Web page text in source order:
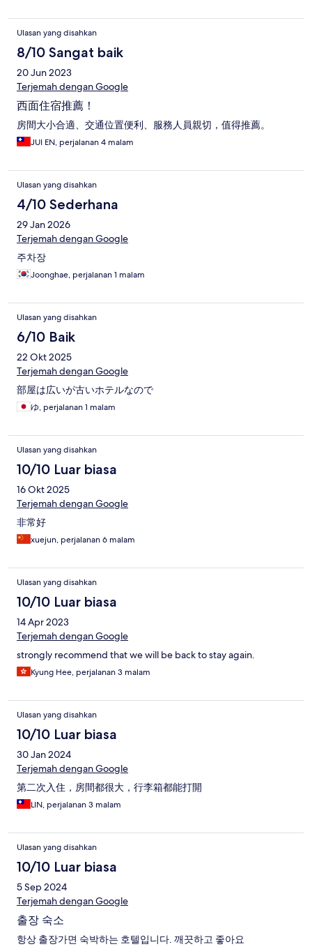
Ulasan yang disahkan
8/10 Sangat baik
20 Jun 2023
Terjemah dengan Google
西面住宿推薦！
房間大小合適、交通位置便利、服務人員親切，值得推薦。
JUI EN, perjalanan 4 malam
Ulasan yang disahkan
4/10 Sederhana
29 Jan 2026
Terjemah dengan Google
주차장
Joonghae, perjalanan 1 malam
Ulasan yang disahkan
6/10 Baik
22 Okt 2025
Terjemah dengan Google
部屋は広いが古いホテルなので
ゆ, perjalanan 1 malam
Ulasan yang disahkan
10/10 Luar biasa
16 Okt 2025
Terjemah dengan Google
非常好
xuejun, perjalanan 6 malam
Ulasan yang disahkan
10/10 Luar biasa
14 Apr 2023
Terjemah dengan Google
strongly recommend that we will be back to stay again.
Kyung Hee, perjalanan 3 malam
Ulasan yang disahkan
10/10 Luar biasa
30 Jan 2024
Terjemah dengan Google
第二次入住，房間都很大，行李箱都能打開
LIN, perjalanan 3 malam
Ulasan yang disahkan
10/10 Luar biasa
5 Sep 2024
Terjemah dengan Google
출장 숙소
항상 출장가면 숙박하는 호텔입니다. 깨끗하고 좋아요